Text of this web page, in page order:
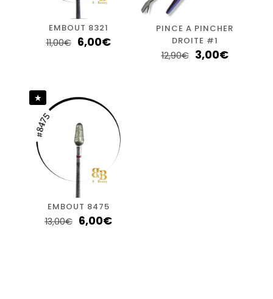
EMBOUT 8321
11,00€ 6,00€
PINCE A PINCHER
DROITE #1
12,90€ 3,00€
EMBOUT 8475
13,00€ 6,00€